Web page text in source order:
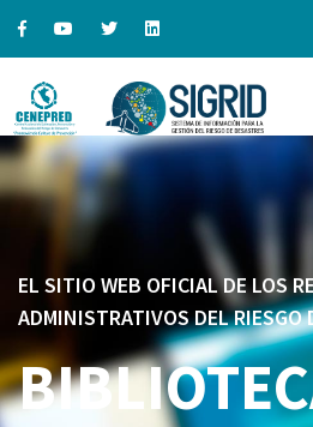
EL SITIO WEB OFICIAL DE LOS
ADMINISTRATIVOS DEL RIESGO